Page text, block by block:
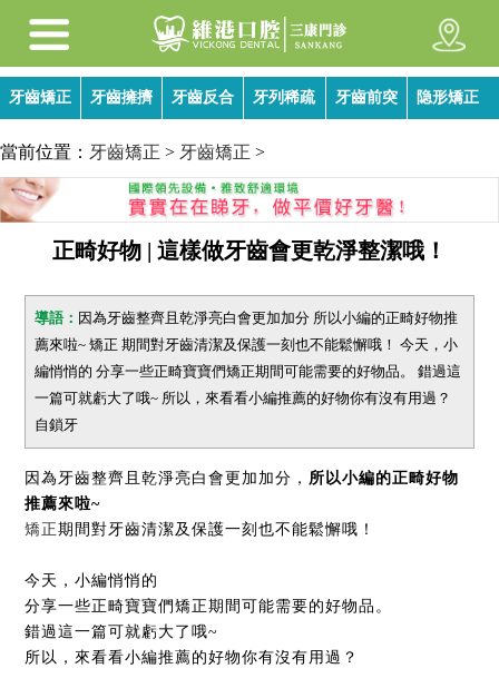
牙齒矯正 牙齒擁擠 牙齒反合 牙列稀疏 牙齒前突 隐形矯正
當前位置： 牙齒矯正 > 牙齒矯正 >
正畸好物 | 這樣做牙齒會更乾淨整潔哦！
導語： 因為牙齒整齊且乾淨亮白會更加加分 所以小編的正畸好物推
薦來啦~ 矯正 期間對牙齒清潔及保護一刻也不能鬆懈哦！ 今天，小
編悄悄的 分享一些正畸寶寶們矯正期間可能需要的好物品。 錯過這
一篇可就虧大了哦~ 所以，來看看小編推薦的好物你有沒有用過？
自鎖牙
因為牙齒整齊且乾淨亮白會更加加分， 所以小編的正畸好物
推薦來啦~
矯正期間對牙齒清潔及保護一刻也不能鬆懈哦！
今天，小編悄悄的
分享一些正畸寶寶們矯正期間可能需要的好物品。
錯過這一篇可就虧大了哦~
所以，來看看小編推薦的好物你有沒有用過？